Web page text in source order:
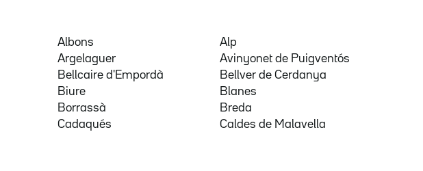
Albons
Alp
Argelaguer
Avinyonet de Puigventós
Bellcaire d'Empordà
Bellver de Cerdanya
Biure
Blanes
Borrassà
Breda
Cadaqués Caldes de Malavella